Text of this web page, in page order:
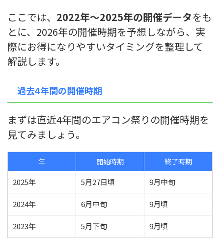
ここでは、 2022年〜2025年の開催データをも
とに、2026年の開催時期を予想しながら、実
際にお得になりやすいタイミングを整理して
解説します。
過去4年間の開催時期
まずは直近4年間のエアコン祭りの開催時期を
見てみましょう。
年 開始時期
終了時期
2025年
5月27日頃 9月中旬
2024年 6月中旬 9月頃
2023年 5月下旬 9月頃